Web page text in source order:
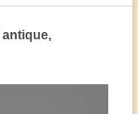
antique,